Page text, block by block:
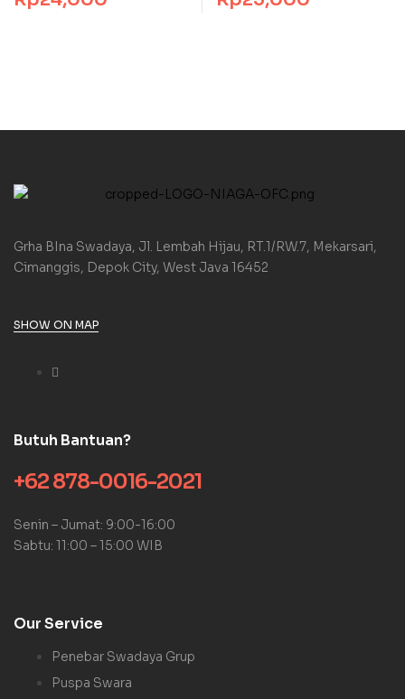
Grha BIna Swadaya, Jl. Lembah Hijau, RT.1/RW.7, Mekarsari,
Cimanggis, Depok City, West Java 16452
SHOW ON MAP
Butuh Bantuan?
+62 878-0016-2021
Senin – Jumat: 9:00-16:00
Sabtu: 11:00 – 15:00 WIB
Our Service
Penebar Swadaya Grup
Puspa Swara